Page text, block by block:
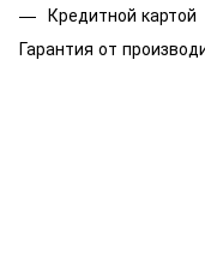
Кредитной картой
Гарантия от